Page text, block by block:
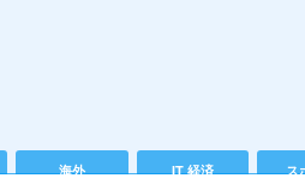
海外 IT 経済 ス